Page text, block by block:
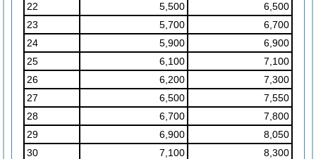
22
5,500
6,500
23
5,700
6,700
24
5,900
6,900
25
6,100
7,100
26
6,200
7,300
27
6,500
7,550
28
6,700
7,800
29
6,900
8,050
30
7,100
8,300